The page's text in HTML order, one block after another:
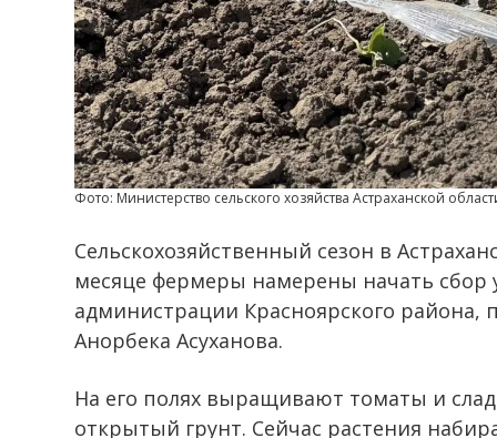
Фото: Министерство сельского хозяйства Астраханской
Сельскохозяйственный сезон в
месяце фермеры намерены начать
администрации Красноярского района,
Анорбека Асуханова.
На его полях выращивают томаты и
открытый грунт. Сейчас растения